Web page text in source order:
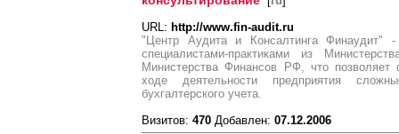
URL: http://www.fin-audit.ru
"Центр Аудита и Консалтинга Финаудит"
специалистами-практиками из
Министерства Финансов РФ, что позволяет
ходе деятельности предприятия
бухгалтерского учета.
Визитов: 470 Добавлен: 07.12.2006